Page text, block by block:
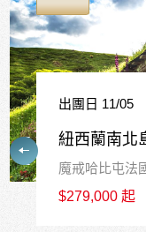
出團日 12/17
紐西蘭南島
皇后鎮中心連